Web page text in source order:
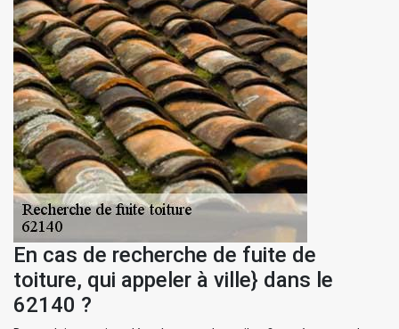
En cas de recherche de fuite de
toiture, qui appeler à ville} dans le
62140 ?